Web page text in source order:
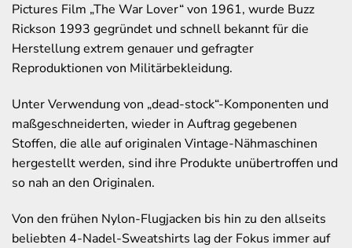
Pictures Film „The War Lover“ von 1961, wurde Buzz
Rickson 1993 gegründet und schnell bekannt für die
Herstellung extrem genauer und gefragter
Reproduktionen von Militärbekleidung.
Unter Verwendung von „dead-stock“-Komponenten und
maßgeschneiderten, wieder in Auftrag gegebenen
Stoffen, die alle auf originalen Vintage-Nähmaschinen
hergestellt werden, sind ihre Produkte unübertroffen und
so nah an den Originalen.
Von den frühen Nylon-Flugjacken bis hin zu den allseits
beliebten 4-Nadel-Sweatshirts lag der Fokus immer auf